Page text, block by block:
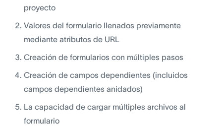
proyecto
Valores del formulario llenados previamente
mediante atributos de URL
Creación de formularios con múltiples pasos
Creación de campos dependientes (incluidos
campos dependientes anidados)
La capacidad de cargar múltiples archivos al
formulario